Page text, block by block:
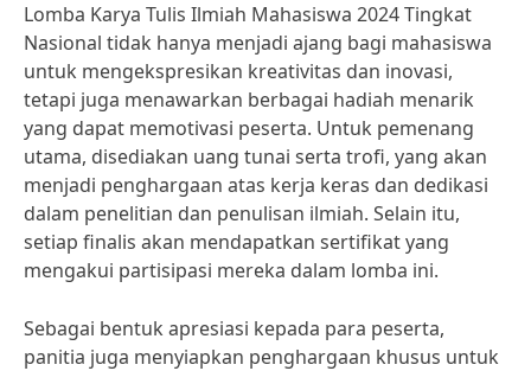
Lomba Karya Tulis Ilmiah Mahasiswa 2024 Tingkat
Nasional tidak hanya menjadi ajang bagi mahasiswa
untuk mengekspresikan kreativitas dan inovasi,
tetapi juga menawarkan berbagai hadiah menarik
yang dapat memotivasi peserta. Untuk pemenang
utama, disediakan uang tunai serta trofi, yang akan
menjadi penghargaan atas kerja keras dan dedikasi
dalam penelitian dan penulisan ilmiah. Selain itu,
setiap finalis akan mendapatkan sertifikat yang
mengakui partisipasi mereka dalam lomba ini.
Sebagai bentuk apresiasi kepada para peserta,
panitia juga menyiapkan penghargaan khusus untuk